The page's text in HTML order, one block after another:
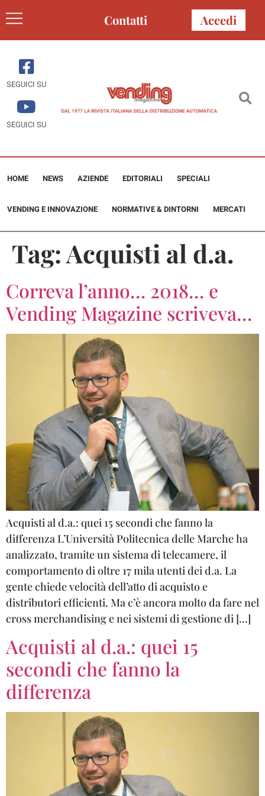
Contatti Accedi
SEGUICI SU
SEGUICI SU
HOME NEWS AZIENDE EDITORIALI SPECIALI
VENDING E INNOVAZIONE NORMATIVE & DINTORNI MERCATI
Tag:Acquisti al d.a.
Correva l’anno… 2018… e
Vending Magazine scriveva…
Acquisti al d.a.: quei 15 secondi che fanno la
differenza L’Università Politecnica delle Marche ha
analizzato, tramite un sistema di telecamere, il
comportamento di oltre 17 mila utenti dei d.a. La
gente chiede velocità dell’atto di acquisto e
distributori efficienti. Ma c’è ancora molto da fare nel
cross merchandising e nei sistemi di gestione di […]
Acquisti al d.a.: quei 15
secondi che fanno la
differenza